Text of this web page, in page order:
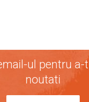
ul pentru
noutati